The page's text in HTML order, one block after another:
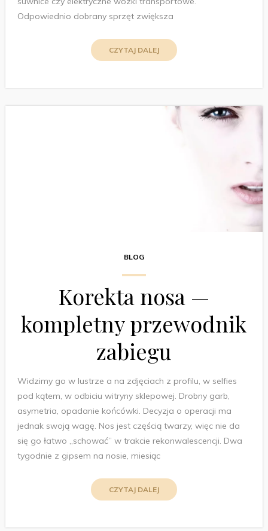
Odpowiednio dobrany sprzęt zwiększa
CZYTAJ DALEJ
BLOG
Korekta nosa —
kompletny przewodnik
zabiegu
Widzimy go w lustrze a na zdjęciach z profilu, w selfies
pod kątem, w odbiciu witryny sklepowej. Drobny garb,
asymetria, opadanie końcówki. Decyzja o operacji ma
jednak swoją wagę. Nos jest częścią twarzy, więc nie da
się go łatwo „schować” w trakcie rekonwalescencji. Dwa
tygodnie z gipsem na nosie, miesiąc
CZYTAJ DALEJ